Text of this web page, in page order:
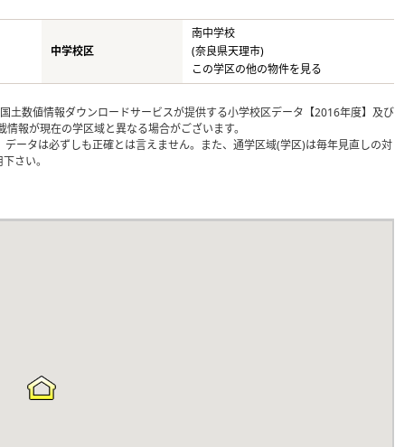
中学校区
南中学校
(奈良県天理市)
この学区の他の物件を見る
土数値情報ダウンロードサービスが提供する小学校区データ【2016年度】及び
報が現在の学区域と異なる場合がございます。
ータは必ずしも正確とは言えません。また、通学区域(学区)は毎年見直しの対
さい。